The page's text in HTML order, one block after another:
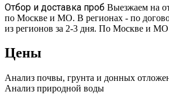
Отбор и доставка проб Выезжаем на
по Москве и МО. В регионах - по
из регионов за 2-3 дня. По Москве и МО
Цены
Анализ почвы, грунта и донных
Анализ природной воды